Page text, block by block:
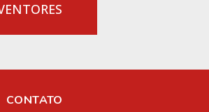
CONTATO